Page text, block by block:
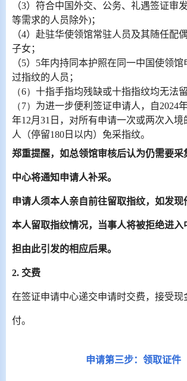
（3）符合中国外交、公务、礼遇签证审
等需求的人员除外)；
（4）赴驻华使领馆常驻人员及其随任配
子女；
（5） 5年内持同本护照在同一中国使领馆
过指纹的人员；
（6） 十指手指均残缺或十指指纹均无法留
（7） 为进一步便利签证申请人，自2024
年12月 31 日，对所有申请一次或两次入
人（停留180 日以内）免采指纹。
郑重提醒，如总领馆审核后认为仍需要采
中心将通知申请人补采。
申请人须本人亲自前往留取指纹，如发现
本人留取指纹情况，当事人将被拒绝进入
担由此引发的相应后果。
2. 交费
在签证申请中心递交申请时交费，接受现
付。
申请第三步：领取证件